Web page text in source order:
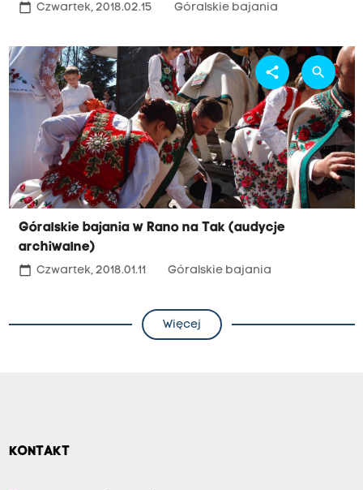
calendar_today Czwartek, 2018.02.15 Góralskie bajania
Góralskie bajania w Rano na Tak (audycje
archiwalne)
calendar_today Czwartek, 2018.01.11 Góralskie bajania
share search
Więcej
KONTAKT